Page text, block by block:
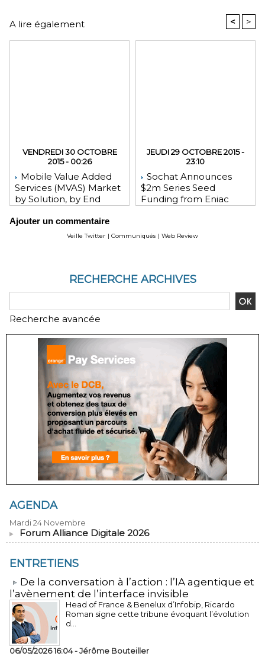
A lire également < >
VENDREDI 30 OCTOBRE
2015 - 00:26
Mobile Value Added
Services (MVAS) Market
by Solution, by End
Geography - Global
Forecast and Analysis to
JEUDI 29 OCTOBRE 2015 -
23:10
Sochat Announces
$2m Series Seed
Funding from Eniac
Zhang
Ajouter un commentaire
Veille Twitter | Communiqués | Web Review
RECHERCHE ARCHIVES
Recherche avancée
AGENDA
Mardi 24 Novembre
Forum Alliance Digitale 2026
ENTRETIENS
​De la conversation à l’action : l’IA agentique et
l’avènement de l’interface invisible
Head of France & Benelux d’Infobip, Ricardo
Roman signe cette tribune évoquant l’évolution
d...
06/05/2026 16:04 -Jérôme Bouteiller